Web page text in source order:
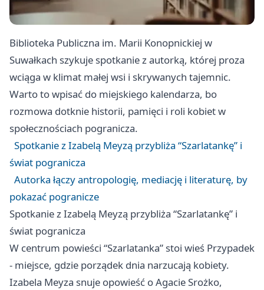
Biblioteka Publiczna im. Marii Konopnickiej w
Suwałkach szykuje spotkanie z autorką, której proza
wciąga w klimat małej wsi i skrywanych tajemnic.
Warto to wpisać do miejskiego kalendarza, bo
rozmowa dotknie historii, pamięci i roli kobiet w
społecznościach pogranicza.
Spotkanie z Izabelą Meyzą przybliża “Szarlatankę” i
świat pogranicza
Autorka łączy antropologię, mediację i literaturę, by
pokazać pogranicze
Spotkanie z Izabelą Meyzą przybliża “Szarlatankę” i
świat pogranicza
W centrum powieści “Szarlatanka” stoi wieś Przypadek
- miejsce, gdzie porządek dnia narzucają kobiety.
Izabela Meyza snuje opowieść o Agacie Srożko,